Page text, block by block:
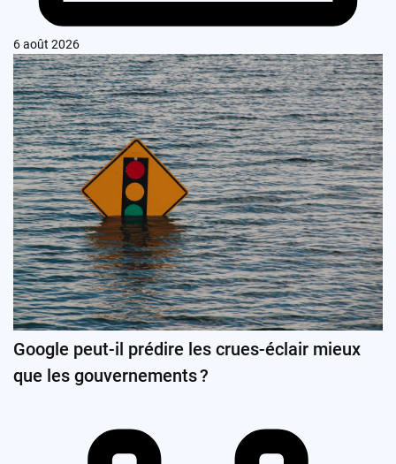
6 août 2026
Google peut-il prédire les crues-éclair mieux
que les gouvernements ?